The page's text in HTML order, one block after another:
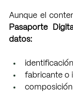
Aunque el
Pasaporte
datos:
fabricante o
composición